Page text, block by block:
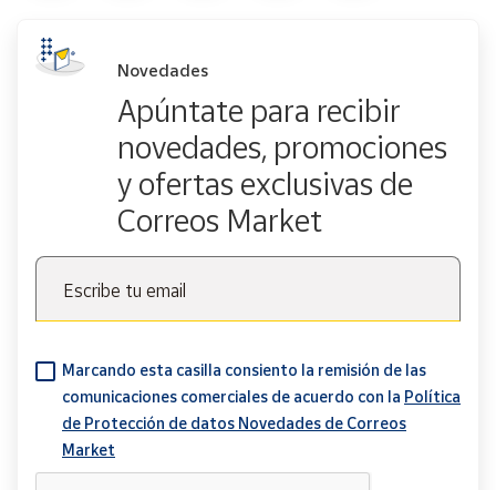
Novedades
Apúntate para recibir
novedades, promociones
y ofertas exclusivas de
Correos Market
Escribe tu email
Marcando esta casilla consiento la remisión de las
comunicaciones comerciales de acuerdo con la Política
de Protección de datos Novedades de Correos
Market